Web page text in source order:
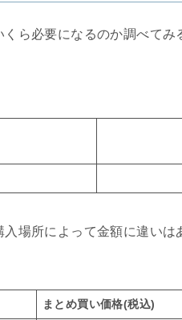
ら必要になるのか調べてみ
場所によって金額に違いは
まとめ買い価格(税込)